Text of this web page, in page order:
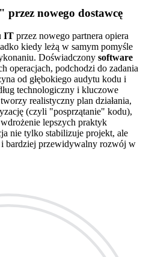
nowego dostawcę
IT przez nowego partnera opiera
kiedy leżą w samym pomyśle
Doświadczony software
operacjach, podchodzi do zadania
od głębokiego audytu kodu i
technologiczny i kluczowe
realistyczny plan działania,
(czyli "posprzątanie" kodu),
lepszych praktyk
nie tylko stabilizuje projekt, ale
i bardziej przewidywalny rozwój w